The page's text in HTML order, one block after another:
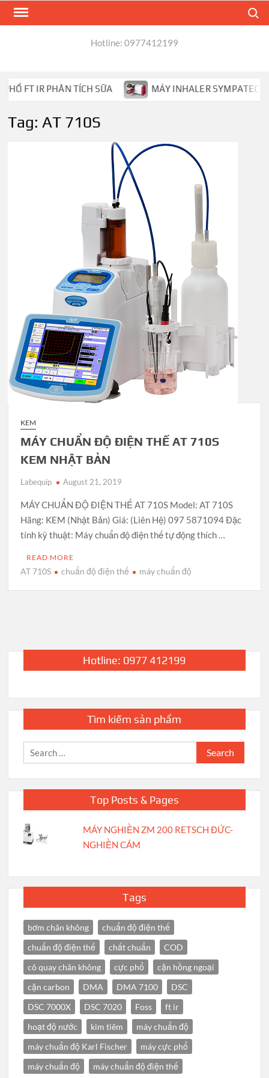
Skip
Hotline: 0977412199
FT IR PHÂN TÍCH SỮA MÁY INHALER SYMPATEC
Tag: AT 710S
KEM
MÁY CHUẨN ĐỘ ĐIỆN THẾ AT 710S
KEM NHẬT BẢN
Labequip August 21, 2019
MÁY CHUẨN ĐỘ ĐIỆN THẾ AT 710S Model: AT 710S
Hãng: KEM (Nhật Bản) Giá: (Liên Hệ) 097 5871094 Đặc
tính kỹ thuật: Máy chuẩn độ điện thế tự động thích …
READ MORE
AT 710S chuẩn độ điện thế máy chuẩn độ
Hotline: 0977 412199
Tìm kiếm sản phẩm
Search
for:
Top Posts & Pages
MÁY NGHIỀN ZM 200 RETSCH ĐỨC-
NGHIỀN CÁM
Tags
bơm chân không
chuẩn độ điện thế
chuẩn độ điện thế
chất chuẩn
COD
cô quay chân không
cực phổ
cận hồng ngoại
cặn carbon
DMA DMA 7100
DSC
DSC 7000X
DSC 7020 Foss
ft ir
hoạt độ nước
kim tiêm
máy chuẩn độ
máy chuẩn độ Karl Fischer
máy cực phổ
máy chuẩn độ
máy chuẩn độ điện thế